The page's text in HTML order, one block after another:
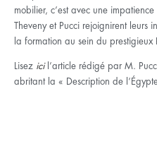
mobilier, c’est avec une
Theveny et Pucci rejoignirent leurs
la formation au sein du prestigieux
Lisez ici l’article rédigé par M.
abritant la « Description de